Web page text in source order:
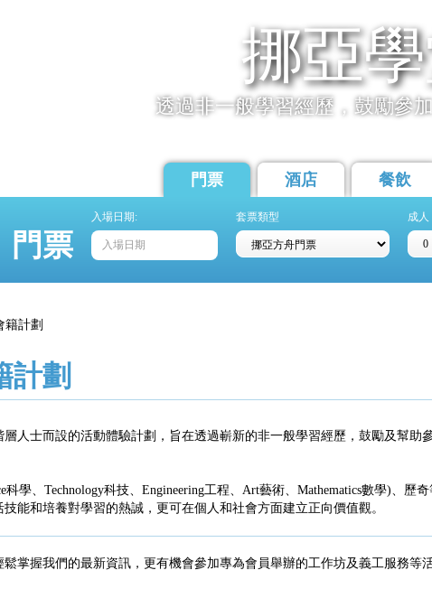
挪亞
透過非一般學習經歷，鼓勵參
門票 酒店 餐飲
門票
入場日期: 套票類型 成人
籍計劃
計劃
人士而設的活動體驗計劃，旨在透過嶄新的非一般學習經歷，鼓勵及幫助
科學、Technology科技、Engineering工程、Art藝術、Mathematics數學)、歷
能和培養對學習的熱誠，更可在個人和社會方面建立正向價值觀。
掌握我們的最新資訊，更有機會參加專為會員舉辦的工作坊及義工服務等